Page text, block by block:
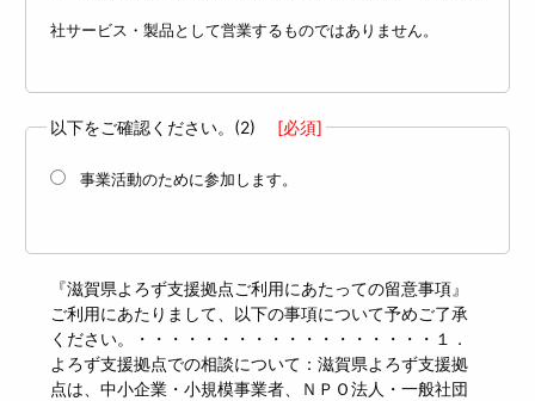
社サービス・製品として営業するものではありません。
以下をご確認ください。(2) [必須]
事業活動のために参加します。
『滋賀県よろず支援拠点ご利用にあたっての留意事項』
ご利用にあたりまして、以下の事項について予めご了承
ください。・・・・・・・・・・・・・・・・・・１．
よろず支援拠点での相談について：滋賀県よろず支援拠
点は、中小企業・小規模事業者、ＮＰＯ法人・一般社団